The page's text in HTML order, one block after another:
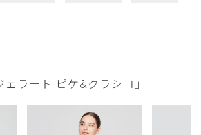
ラート ピケ&クラシコ」